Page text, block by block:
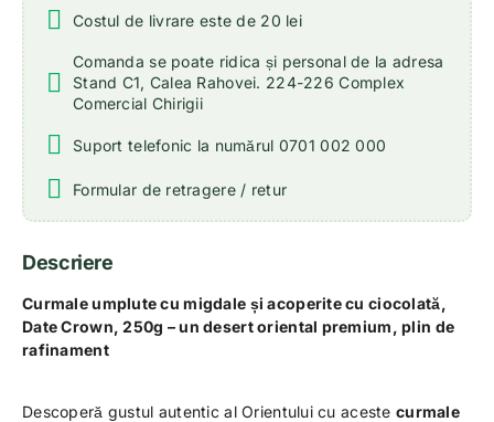
Costul de livrare este de 20 lei
Comanda se poate ridica și personal de la adresa
Stand C1, Calea Rahovei. 224-226 Complex
Comercial Chirigii
Suport telefonic la numărul 0701 002 000
Formular de retragere / retur
Descriere
Curmale umplute cu migdale și acoperite cu ciocolată,
Date Crown, 250g – un desert oriental premium, plin de
rafinament
Descoperă gustul autentic al Orientului cu aceste curmale